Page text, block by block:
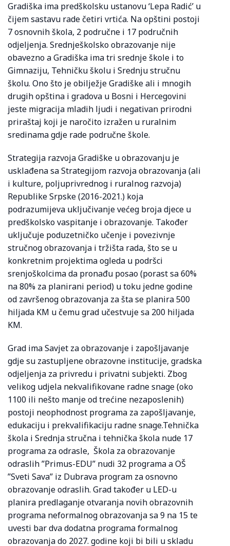
Gradiška ima predškolsku ustanovu ‘Lepa Radić’ u
čijem sastavu rade četiri vrtića. Na opštini postoji
7 osnovnih škola, 2 područne i 17 područnih
odjeljenja. Srednješkolsko obrazovanje nije
obavezno a Gradiška ima tri srednje škole i to
Gimnaziju, Tehničku školu i Srednju stručnu
školu. Ono što je obilježje Gradiške ali i mnogih
drugih opština i gradova u Bosni i Hercegovini
jeste migracija mladih ljudi i negativan prirodni
priraštaj koji je naročito izražen u ruralnim
sredinama gdje rade područne škole.
Strategija razvoja Gradiške u obrazovanju je
usklađena sa Strategijom razvoja obrazovanja (ali
i kulture, poljuprivrednog i ruralnog razvoja)
Republike Srpske (2016-2021.) koja
podrazumijeva uključivanje većeg broja djece u
predškolsko vaspitanje i obrazovanje. Također
uključuje poduzetničko učenje i povezivnje
stručnog obrazovanja i tržišta rada, što se u
konkretnim projektima ogleda u podršci
srenjoškolcima da pronađu posao (porast sa 60%
na 80% za planirani period) u toku jedne godine
od završenog obrazovanja za šta se planira 500
hiljada KM u čemu grad učestvuje sa 200 hiljada
KM.
Grad ima Savjet za obrazovanje i zapošljavanje
gdje su zastupljene obrazovne institucije, gradska
odjeljenja za privredu i privatni subjekti. Zbog
velikog udjela nekvalifikovane radne snage (oko
1100 ili nešto manje od trećine nezaposlenih)
postoji neophodnost programa za zapošljavanje,
edukaciju i prekvalifikaciju radne snage.Tehnička
škola i Srednja stručna i tehnička škola nude 17
programa za odrasle, Škola za obrazovanje
odraslih ”Primus-EDU” nudi 32 programa a OŠ
”Sveti Sava” iz Dubrava program za osnovno
obrazovanje odraslih. Grad također u LED-u
planira predlaganje otvaranja novih obrazovnih
programa neformalnog obrazovanja sa 9 na 15 te
uvesti bar dva dodatna programa formalnog
obrazovanja do 2027. godine koji bi bili u skladu